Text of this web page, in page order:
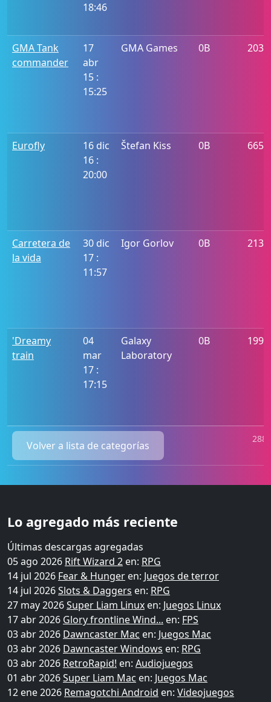
18:46
GMA Tank
commander
17
abr
15 :
15:25
GMA Games 0B 203
Eurofly
16 dic
16 :
20:00
Štefan Kiss 0B 6653
Carretera de
la vida
30 dic
17 :
11:57
Igor Gorlov 0B 2137
'Dreamy
train
04
mar
17 :
17:15
Galaxy
Laboratory
0B 1994
Volver a lista de categorías
Lo agregado más reciente
Últimas descargas agregadas
05 ago 2026 Rift Wizard 2 en: RPG
14 jul 2026 Fear & Hunger en: Juegos de terror
14 jul 2026Slots & Daggers en: RPG
27 may 2026Super Liam Linux en: Juegos Linux
17 abr 2026 Glory frontline Wind... en: FPS
03 abr 2026 Dawncaster Mac en: Juegos Mac
03 abr 2026 Dawncaster Windows en: RPG
03 abr 2026 RetroRapid! en: Audiojuegos
01 abr 2026Super Liam Mac en: Juegos Mac
12 ene 2026 Remagotchi Android en: Videojuegos